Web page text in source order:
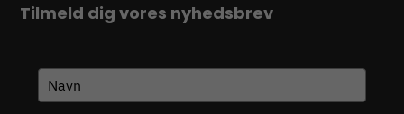
Tilmeld dig vores nyhedsbrev